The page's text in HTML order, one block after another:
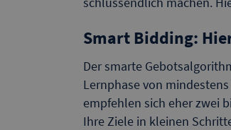
Smart Bidding:
Der smarte
Lernphase von
empfehlen sich eher zwei
Ihre Ziele in kleinen